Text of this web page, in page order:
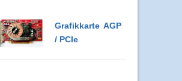
Grafikkarte AGP
/ PCIe